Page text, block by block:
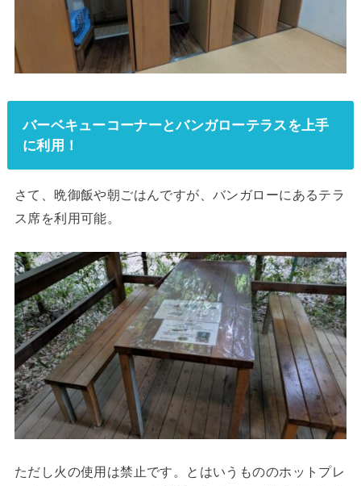
バーベキューコーナーとバンガローテラスを上手
に利用！
さて、晩御飯や朝ごはんですが、バンガローにあるテラ
ス席を利用可能。
ただし火の使用は禁止です。とはいうもののホットプレ